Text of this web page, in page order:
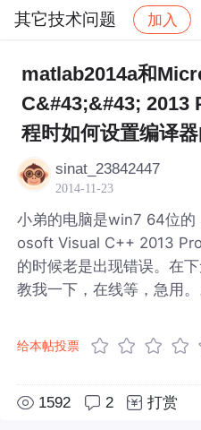
其它技术问题 加入
其它技术问题
matlab2014a和
C&#43;&#43; 2013
程时如何设置编译
sinat_23842447
2014-11-23
小弟的电脑是win7 64位
osoft Visual C++ 2013
的时候老是出现错误。在
教我一下，在线等，急用。
给本帖投票
1592 2 打赏